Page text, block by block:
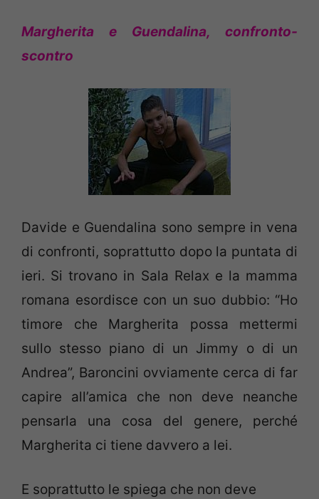
Margherita e Guendalina, confronto-
scontro
Davide e Guendalina sono sempre in vena
di confronti, soprattutto dopo la puntata di
ieri. Si trovano in Sala Relax e la mamma
romana esordisce con un suo dubbio: “Ho
timore che Margherita possa mettermi
sullo stesso piano di un Jimmy o di un
Andrea”, Baroncini ovviamente cerca di far
capire all’amica che non deve neanche
pensarla una cosa del genere, perché
Margherita ci tiene davvero a lei.
E soprattutto le spiega che non deve